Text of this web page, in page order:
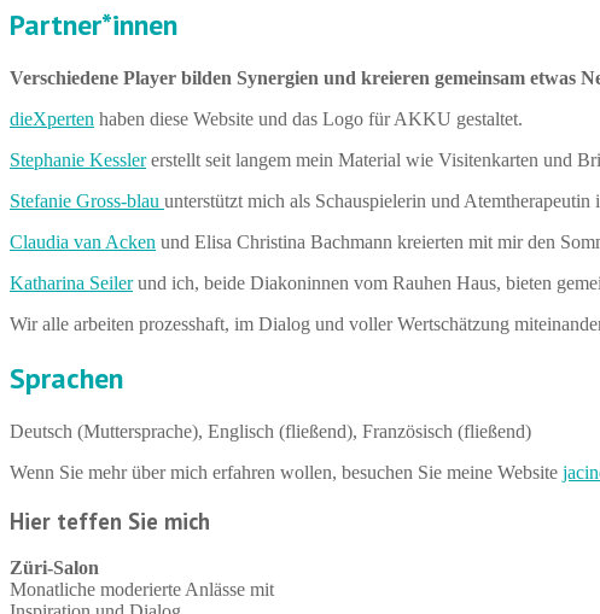
Partner*innen
Verschiedene Player bilden Synergien und kreieren gemeinsam etwas
dieXperten haben diese Website und das Logo für AKKU gestaltet.
Stephanie Kesslererstellt seit langem mein Material wie Visitenkarten und
Stefanie Gross-blau unterstützt mich als Schauspielerin und Atemtherapeutin
Claudia van Acken und Elisa Christina Bachmann kreierten mit mir den
Katharina Seilerund ich, beide Diakoninnen vom Rauhen Haus, bieten
Wir alle arbeiten prozesshaft, im Dialog und voller Wertschätzung
Sprachen
Deutsch (Muttersprache), Englisch (fließend), Französisch (fließend)
Wenn Sie mehr über mich erfahren wollen, besuchen Sie meine Website
Hier teffen Sie mich
Züri-Salon
Monatliche moderierte Anlässe mit